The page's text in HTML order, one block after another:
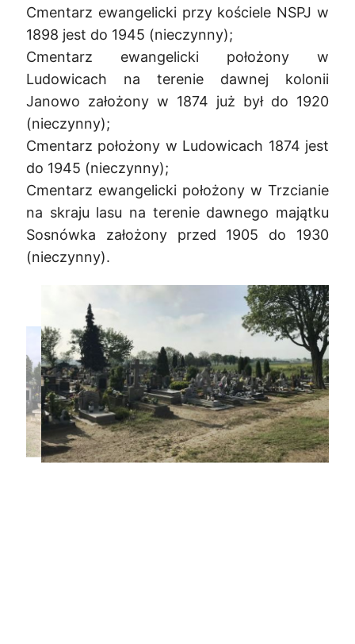
Cmentarz ewangelicki przy kościele NSPJ w
1898 jest do 1945 (nieczynny);
Cmentarz ewangelicki położony w
Ludowicach na terenie dawnej kolonii
Janowo założony w 1874 już był do 1920
(nieczynny);
Cmentarz położony w Ludowicach 1874 jest
do 1945 (nieczynny);
Cmentarz ewangelicki położony w Trzcianie
na skraju lasu na terenie dawnego majątku
Sosnówka założony przed 1905 do 1930
(nieczynny).